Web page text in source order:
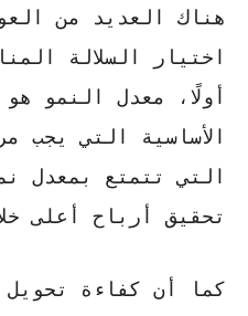
هناك العديد من
اختيار السلالة
أولًا، معدل النمو
هو
الأساسية التي يجب
التي تتمتع بمعدل
تحقيق أرباح أعلى
كما أن كفاءة